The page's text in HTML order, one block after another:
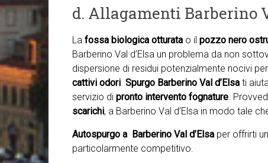
d. Allagamenti Barberino
La fossa biologica otturata o il pozzo nero
Barberino Val d’Elsa un problema da non
dispersione di residui potenzialmente nocivi
cattivi odori. Spurgo Barberino Val d’Elsa ti
servizio di pronto intervento fognature.
scarichi, a Barberino Val d’Elsa in modo tale
Autospurgo a Barberino Val d’Elsa per offrirti
particolarmente competitivo.